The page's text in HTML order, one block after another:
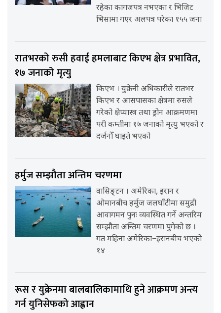
रहेका कागजपत्र नभएका र भिजिट
भिसामा गएर अलपत्र परेका १५५ जना
रातभरको रुसी हवाई हमलाबाट किएभ क्षेत्र प्रभावित,
१७ जनाको मृत्यु
किएभ । युक्रेनी अधिकारीले रातभर
किएभ र आसपासका क्षेत्रमा रुसले
गरेको क्षेप्यास्त्र तथा ड्रोन आक्रमणमा
परी कम्तीमा १७ जनाको मृत्यु भएको र
दर्जनौँ घाइते भएको
हर्मुज सम्झौता अन्तिम चरणमा
वासिङ्टन । अमेरिका, इरान र
ओमानबीच हर्मुज जलघाँटीमा समुद्री
आवागमन पुनः व्यवस्थित गर्ने अन्तरिम
सम्झौता अन्तिम चरणमा पुगेको छ ।
गत महिना अमेरिका–इरानबीच भएको
१४
रूस र युक्रेनमा बालबालिकामाथि हुने आक्रमण अन्त्य
गर्न युनिसेफको आह्वान